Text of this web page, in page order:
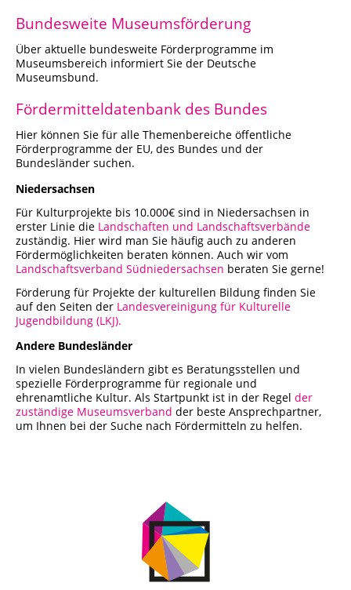
Bundesweite Museumsförderung
Über aktuelle bundesweite Förderprogramme im
Museumsbereich informiert Sie der Deutsche
Museumsbund.
Fördermitteldatenbank des Bundes
Hier können Sie für alle Themenbereiche öffentliche
Förderprogramme der EU, des Bundes und der
Bundesländer suchen.
Niedersachsen
Für Kulturprojekte bis 10.000€ sind in Niedersachsen in
erster Linie die Landschaften und Landschaftsverbände
zuständig. Hier wird man Sie häufig auch zu anderen
Fördermöglichkeiten beraten können. Auch wir vom
Landschaftsverband Südniedersachsen beraten Sie gerne!
Förderung für Projekte der kulturellen Bildung finden Sie
auf den Seiten der Landesvereinigung für Kulturelle
Jugendbildung (LKJ).
Andere Bundesländer
In vielen Bundesländern gibt es Beratungsstellen und
spezielle Förderprogramme für regionale und
ehrenamtliche Kultur. Als Startpunkt ist in der Regel der
zuständige Museumsverband der beste Ansprechpartner,
um Ihnen bei der Suche nach Fördermitteln zu helfen.